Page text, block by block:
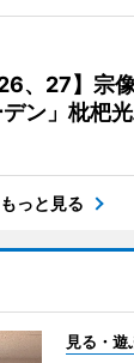
、27】宗
ン」枇杷
もっと見る
見る・遊